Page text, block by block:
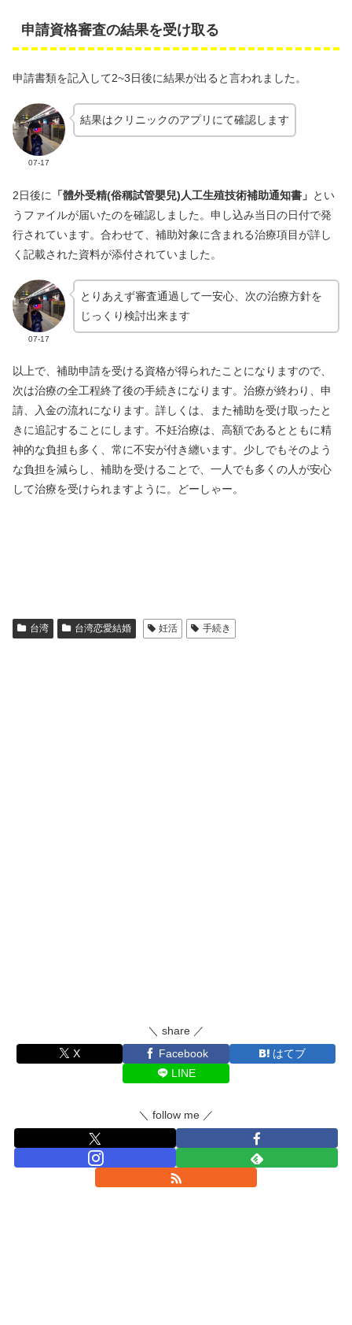
申請資格審査の結果を受け取る
申請書類を記入して2~3日後に結果が出ると言われました。
07-17
結果はクリニックのアプリにて確認します
2日後に 「體外受精(俗稱試管嬰兒)人工生殖技術補助通知書」 とい
うファイルが届いたのを確認しました。申し込み当日の日付で発
行されています。合わせて、補助対象に含まれる治療項目が詳し
く記載された資料が添付されていました。
07-17
とりあえず審査通過して一安心、次の治療方針を
じっくり検討出来ます
以上で、補助申請を受ける資格が得られたことになりますので、
次は治療の全工程終了後の手続きになります。治療が終わり、申
請、入金の流れになります。詳しくは、また補助を受け取ったと
きに追記することにします。不妊治療は、高額であるとともに精
神的な負担も多く、常に不安が付き纏います。少しでもそのよう
な負担を減らし、補助を受けることで、一人でも多くの人が安心
して治療を受けられますように。どーしゃー。
台湾 台湾恋愛結婚 妊活 手続き
＼ share ／
X
Facebook
はてブ
LINE
＼ follow me ／